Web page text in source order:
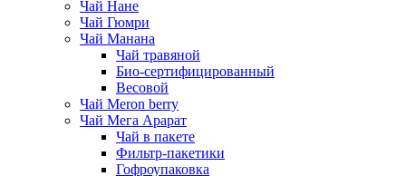
Чай Нане
Чай Гюмри
Чай Манана
Чай травяной
Био-сертифицированный
Весовой
Чай Meron berry
Чай Мега Арарат
Чай в пакете
Фильтр-пакетики
Гофроупаковка